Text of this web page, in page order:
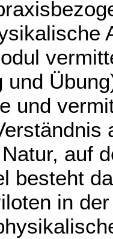
und
und
auf
besteht
in